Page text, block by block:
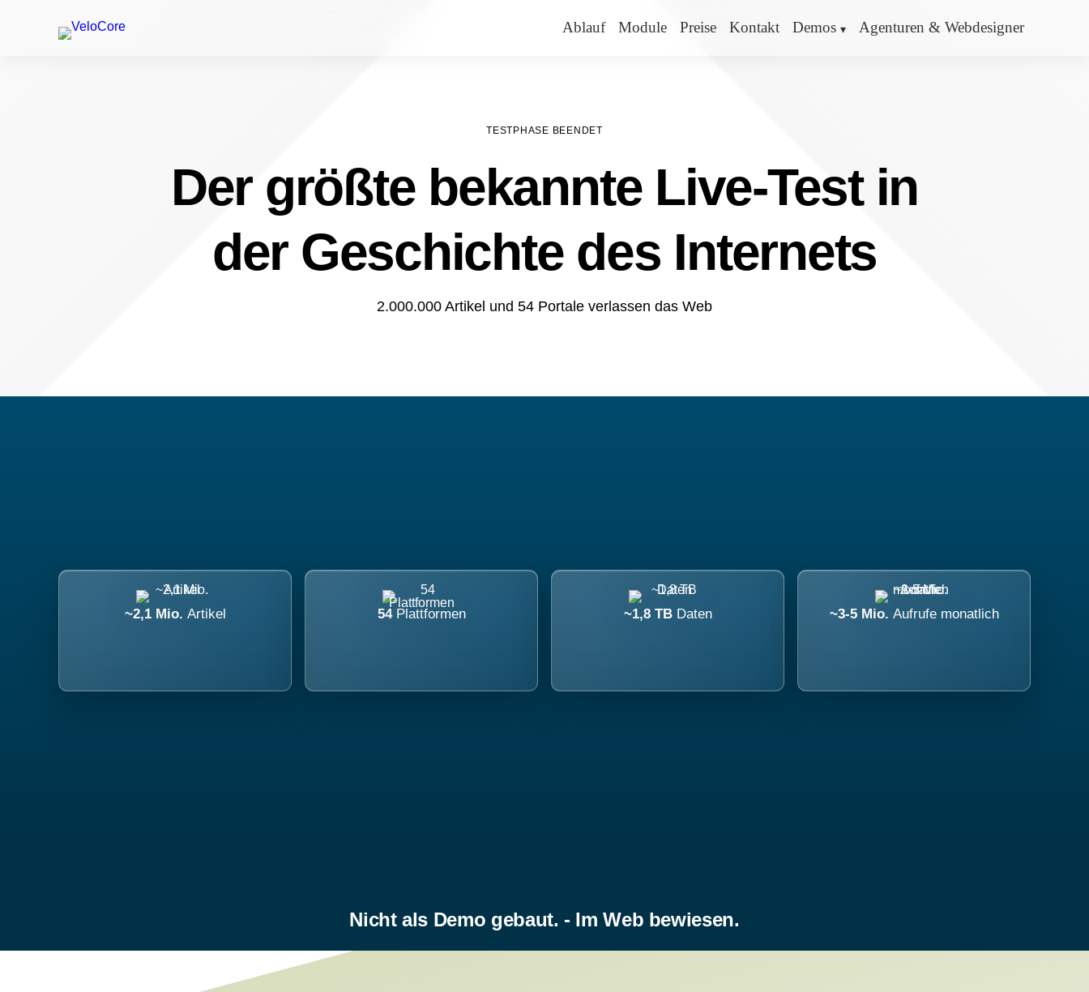
Ablauf Module Preise Kontakt Demos Agenturen & Webdesigner
TESTPHASE BEENDET
Der größte bekannte Live-Test in
der Geschichte des Internets
2.000.000 Artikel und 54 Portale verlassen das Web
~2,1 Mio. Artikel 54 Plattformen ~1,8 TB Daten ~3-5 Mio. Aufrufe monatlich
Nicht als Demo gebaut. - Im Web bewiesen.